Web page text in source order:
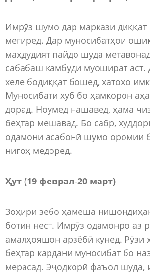
Имрӯз шумо дар маркази диққат
мегиред. Дар муносибатҳои
маҳдудият пайдо шуда
сабабаш камбуди муошират аст.
хеле бодиққат бошед, хатоҳо
Муносибати хуб бо ҳамкорон
дорад. Ноумед нашавед, ҳама
беҳтар мешавад. Бо сабр,
одамони асабонӣ шумо оромии
нигоҳ медоред.
Ҳут (19 феврал-20 март)
Зоҳири зебо ҳамеша
ботин нест. Имрӯз одамонро аз
амалҳояшон арзёбӣ кунед. Рӯзи
беҳтар кардани муносибат бо
мерасад. Эҷодкорӣ фаъол шуда,